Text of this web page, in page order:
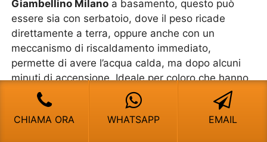
Giambellino Milano a basamento, questo può
essere sia con serbatoio, dove il peso ricade
direttamente a terra, oppure anche con un
meccanismo di riscaldamento immediato,
permette di avere l’acqua calda, ma dopo alcuni
minuti di accensione. Ideale per coloro che hanno
uno spazio esterno e ci sono molti utenti all’interno
del proprio nucleo familiare. I modelli a parete
sono quelli piu venduti, ma dove si deve cercare di
CHIAMA ORA WHATSAPP EMAIL